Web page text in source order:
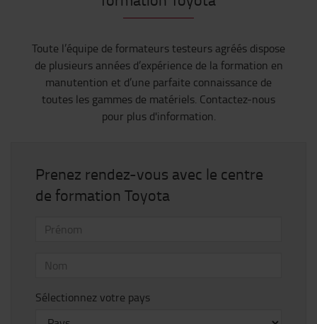
Toute l’équipe de formateurs testeurs agréés dispose
de plusieurs années d’expérience de la formation en
manutention et d’une parfaite connaissance de
toutes les gammes de matériels. Contactez-nous
pour plus d'information.
Prenez rendez-vous avec le centre
de formation Toyota
Sélectionnez votre pays